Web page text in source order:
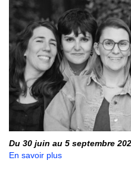
Du 30 juin au 5 septembre
En savoir plus